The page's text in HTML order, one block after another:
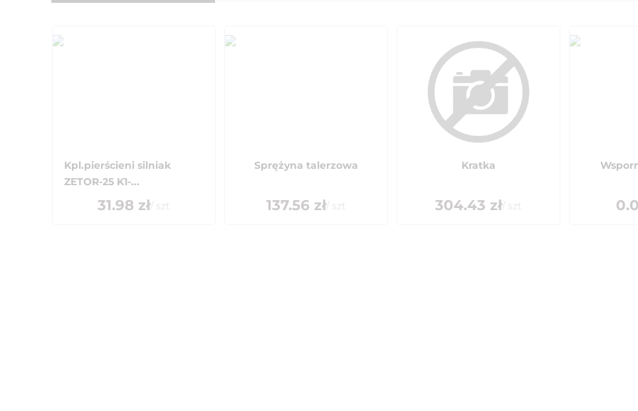
Kpl.pierścieni silniak
ZETOR-25 K1-...
31.98 zł/ szt
Sprężyna talerzowa
137.56 zł/ szt
Kratka
304.43 zł/ szt